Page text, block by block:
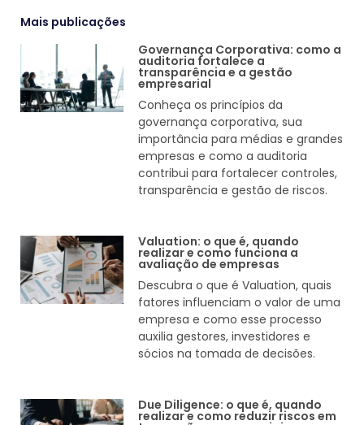
Mais publicações
Governança Corporativa: como a
auditoria fortalece a
transparência e a gestão
empresarial
Conheça os princípios da
governança corporativa, sua
importância para médias e grandes
empresas e como a auditoria
contribui para fortalecer controles,
transparência e gestão de riscos.
Valuation: o que é, quando
realizar e como funciona a
avaliação de empresas
Descubra o que é Valuation, quais
fatores influenciam o valor de uma
empresa e como esse processo
auxilia gestores, investidores e
sócios na tomada de decisões.
Due Diligence: o que é, quando
realizar e como reduzir riscos em